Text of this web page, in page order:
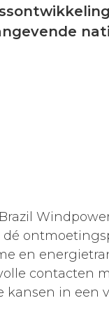
dé
en
contacten
kansen in een